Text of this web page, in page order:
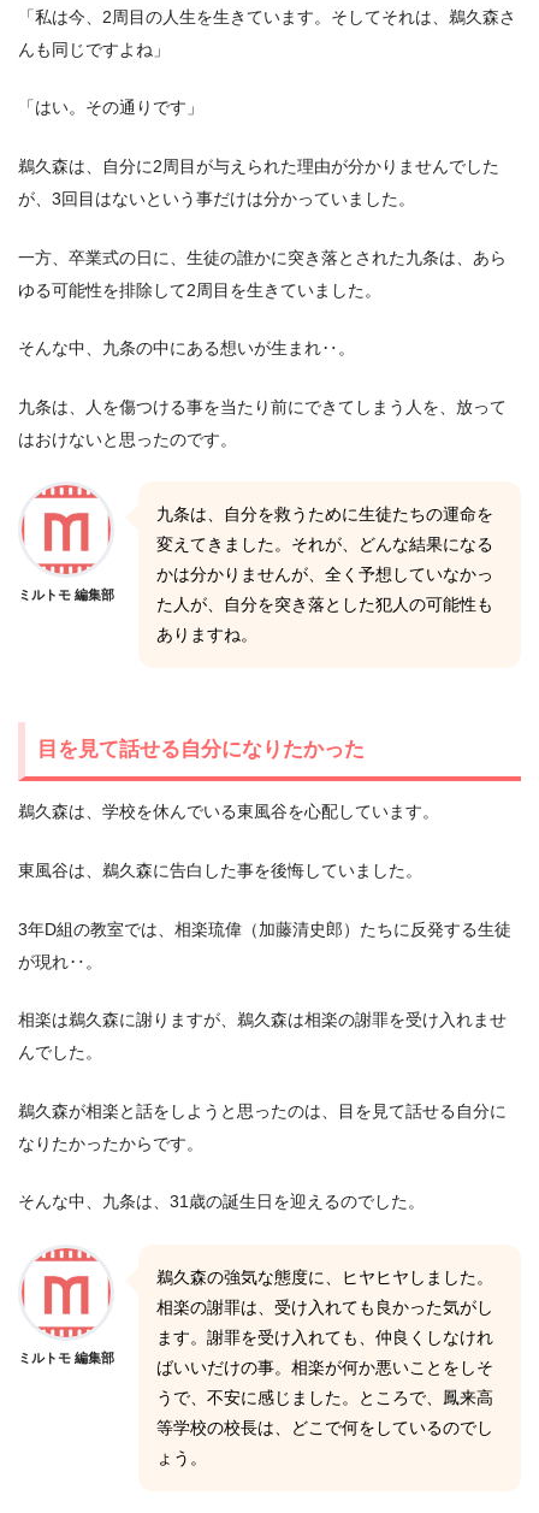
「私は今、2周目の人生を生きています。そしてそれは、鵜久森さ
んも同じですよね」
「はい。その通りです」
鵜久森は、自分に2周目が与えられた理由が分かりませんでした
が、3回目はないという事だけは分かっていました。
一方、卒業式の日に、生徒の誰かに突き落とされた九条は、あら
ゆる可能性を排除して2周目を生きていました。
そんな中、九条の中にある想いが生まれ‥。
九条は、人を傷つける事を当たり前にできてしまう人を、放って
はおけないと思ったのです。
ミルトモ 編集部
九条は、自分を救うために生徒たちの運命を
変えてきました。それが、どんな結果になる
かは分かりませんが、全く予想していなかっ
た人が、自分を突き落とした犯人の可能性も
ありますね。
目を見て話せる自分になりたかった
鵜久森は、学校を休んでいる東風谷を心配しています。
東風谷は、鵜久森に告白した事を後悔していました。
3年D組の教室では、相楽琉偉（加藤清史郎）たちに反発する生徒
が現れ‥。
相楽は鵜久森に謝りますが、鵜久森は相楽の謝罪を受け入れませ
んでした。
鵜久森が相楽と話をしようと思ったのは、目を見て話せる自分に
なりたかったからです。
そんな中、九条は、31歳の誕生日を迎えるのでした。
ミルトモ 編集部
鵜久森の強気な態度に、ヒヤヒヤしました。
相楽の謝罪は、受け入れても良かった気がし
ます。謝罪を受け入れても、仲良くしなけれ
ばいいだけの事。相楽が何か悪いことをしそ
うで、不安に感じました。ところで、鳳来高
等学校の校長は、どこで何をしているのでし
ょう。